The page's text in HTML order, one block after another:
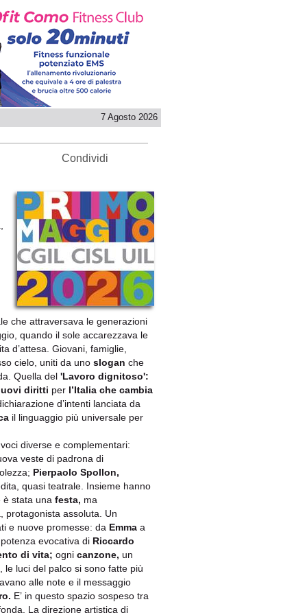
7 Agosto 2026
Condividi
che attraversava le generazioni
quando il sole accarezzava le
d’attesa. Giovani, famiglie,
cielo, uniti da uno slogan che
Quella del 'Lavoro dignitoso':
diritti per l’Italia che cambia
d’intenti lanciata da
il linguaggio più universale per
diverse e complementari:
veste di padrona di
Pierpaolo Spollon,
quasi teatrale. Insieme hanno
è stata una festa, ma
protagonista assoluta. Un
e nuove promesse: da Emma a
evocativa di Riccardo
di vita; ogni canzone, un
luci del palco si sono fatte più
alle note e il messaggio
E’ in questo spazio sospeso tra
La direzione artistica di